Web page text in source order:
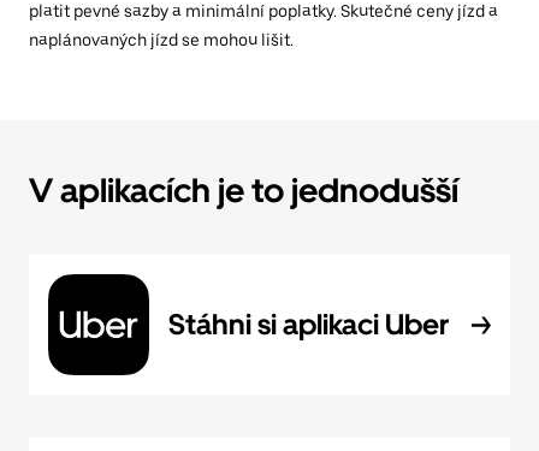
platit pevné sazby a minimální poplatky. Skutečné ceny jízd a
naplánovaných jízd se mohou lišit.
V aplikacích je to jednodušší
Stáhni si aplikaci Uber